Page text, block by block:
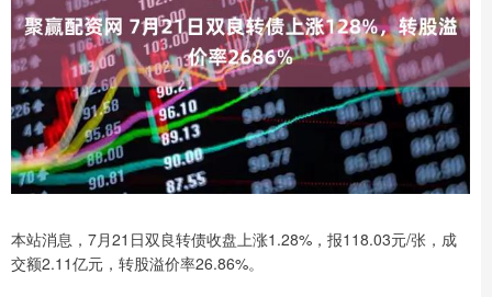
本站消息，7月21日双良转债收盘上涨1.28%，报118.03元/张，成
交额2.11亿元，转股溢价率26.86%。